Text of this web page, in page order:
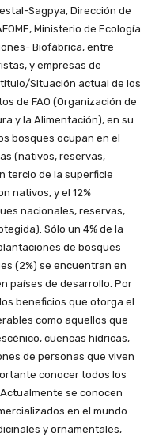
Sagpya, Dirección de
Ministerio de Ecología
Biofábrica, entre
y empresas de
Situación actual de los
de FAO (Organización de
y la Alimentación), en su
bosques ocupan en el
(nativos, reservas,
tercio de la superficie
nativos, y el 12%
nacionales, reservas,
Sólo un 4% de la
de bosques
(2%) se encuentran en
países de desarrollo. Por
beneficios que otorga el
como aquellos que
cuencas hídricas,
de personas que viven
conocer todos los
se conocen
en el mundo
y ornamentales,